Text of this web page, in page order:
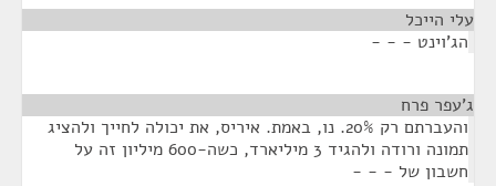
עלי הייכל
הג'וינט - - -
ג'עפר פרח
והעברתם רק 20%. נו, באמת. איריס, את יכולה לחייך ולהציג
תמונה ורודה ולהגיד 3 מיליארד, כשה-600 מיליון זה על
חשבון של - - -